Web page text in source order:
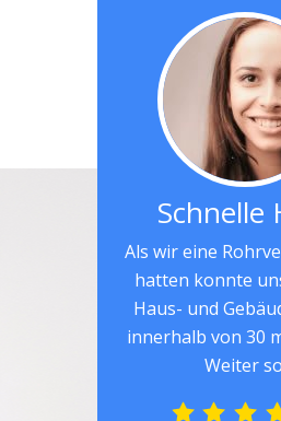
Schnelle
Als wir eine
hatten konnte
Haus- und
innerhalb von 30
Weiter